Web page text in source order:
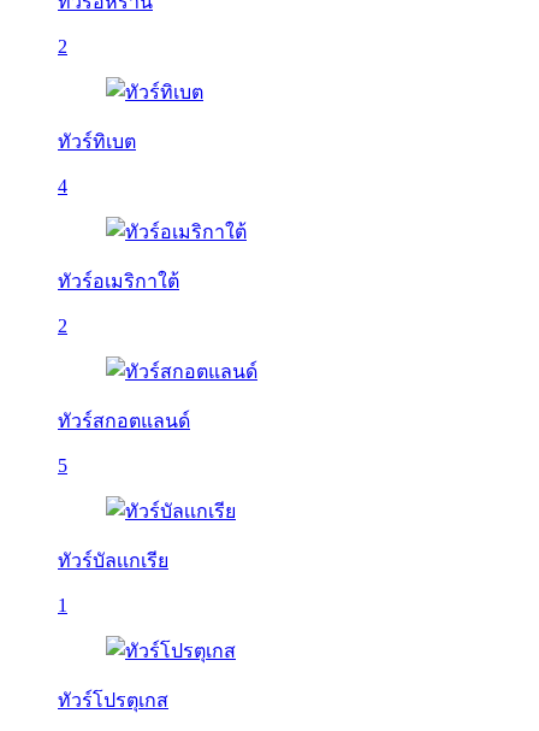
2
ทัวร์ทิเบต
4
ทัวร์อเมริกาใต้
2
ทัวร์สกอตแลนด์
5
ทัวร์บัลเเกเรีย
1
ทัวร์โปรตุเกส